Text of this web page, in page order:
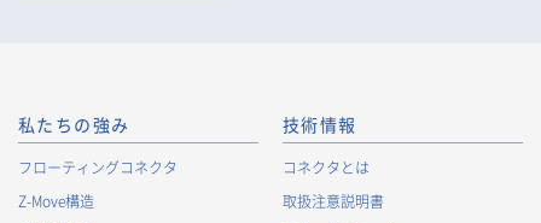
私たちの強み
フローティングコネクタ
Z-Move構造
技術情報
コネクタとは
取扱注意説明書